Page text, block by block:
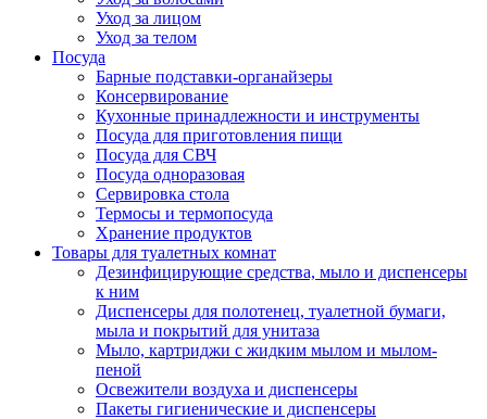
Уход за лицом
Уход за телом
Посуда
Барные подставки-органайзеры
Консервирование
Кухонные принадлежности и инструменты
Посуда для приготовления пищи
Посуда для СВЧ
Посуда одноразовая
Сервировка стола
Термосы и термопосуда
Хранение продуктов
Товары для туалетных комнат
Дезинфицирующие средства, мыло и диспенсеры
к ним
Диспенсеры для полотенец, туалетной бумаги,
мыла и покрытий для унитаза
Мыло, картриджи с жидким мылом и мылом-
пеной
Освежители воздуха и диспенсеры
Пакеты гигиенические и диспенсеры